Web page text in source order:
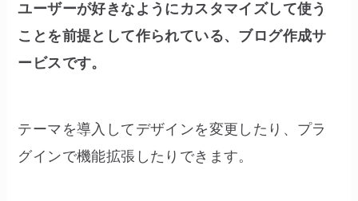
ユーザーが好きなようにカスタマイズして使う
ことを前提として作られている、ブログ作成サ
ービスです。
テーマを導入してデザインを変更したり、プラ
グインで機能拡張したりできます。